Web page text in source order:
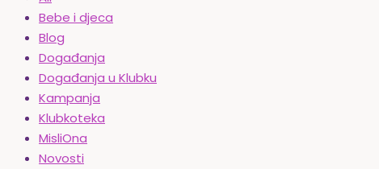
Bebe i djeca
Blog
Događanja
Događanja u Klubku
Kampanja
Klubkoteka
MisliOna
Novosti